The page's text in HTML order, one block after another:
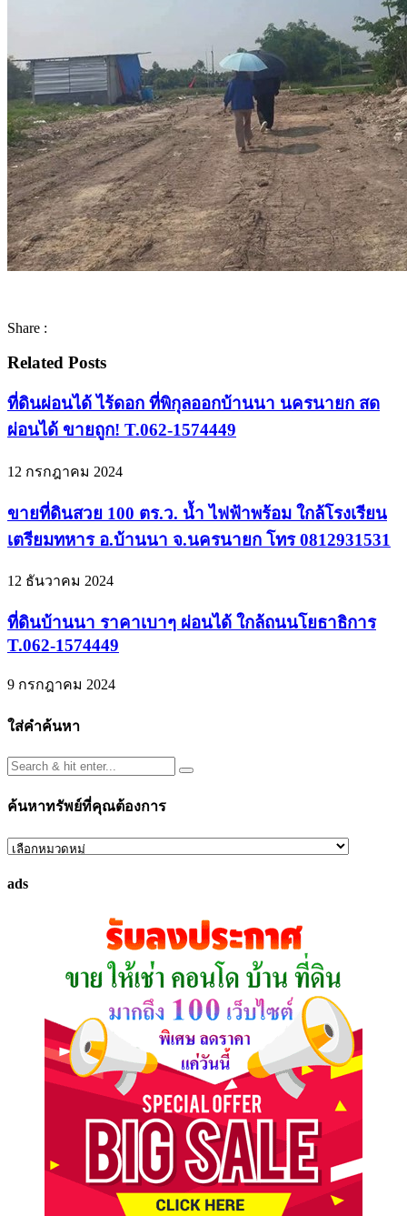
Share :
Related Posts
ที่ดินผ่อนได้ ไร้ดอก ที่พิกุลออกบ้านนา นครนายก สด
ผ่อนได้ ขายถูก! T.062-1574449
12 กรกฎาคม 2024
ขายที่ดินสวย 100 ตร.ว. น้ำ ไฟฟ้าพร้อม ใกล้โรงเรียน
เตรียมทหาร อ.บ้านนา จ.นครนายก โทร 0812931531
12 ธันวาคม 2024
ที่ดินบ้านนา ราคาเบาๆ ผ่อนได้ ใกล้ถนนโยธาธิการ
T.062-1574449
9 กรกฎาคม 2024
ใส่คำค้นหา
ค้นหาทรัพย์ที่คุณต้องการ
ค้นหา
ที่
ads